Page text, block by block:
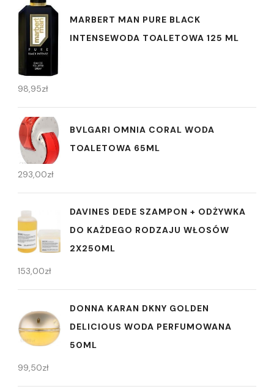
MARBERT MAN PURE BLACK
INTENSEWODA TOALETOWA 125 ML
98,95zł
BVLGARI OMNIA CORAL WODA
TOALETOWA 65ML
293,00zł
DAVINES DEDE SZAMPON + ODŻYWKA
DO KAŻDEGO RODZAJU WŁOSÓW
2X250ML
153,00zł
DONNA KARAN DKNY GOLDEN
DELICIOUS WODA PERFUMOWANA
50ML
99,50zł